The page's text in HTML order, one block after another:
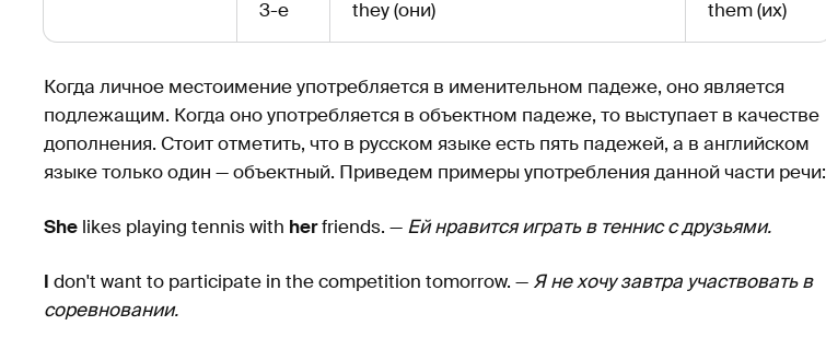
3-е they (они) them (их)
Когда личное местоимение употребляется в именительном падеже, оно является
подлежащим. Когда оно употребляется в объектном падеже, то выступает в качестве
дополнения. Стоит отметить, что в русском языке есть пять падежей, а в английском
языке только один — объектный. Приведем примеры употребления данной части речи:
She likes playing tennis with herfriends. — Ей нравится играть в теннис с друзьями.
I don't want to participate in the competition tomorrow. — Я не хочу завтра участвовать в
соревновании.